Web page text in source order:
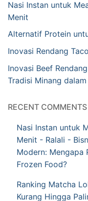
Nasi Instan untuk
Menit
Alternatif Protein
Inovasi Rendang
Inovasi Beef
Tradisi Minang
RECENT COMMENTS
Nasi Instan untuk
Menit - Ralali -
Modern: Mengapa
Frozen Food?
Ranking Matcha
Kurang Hingga